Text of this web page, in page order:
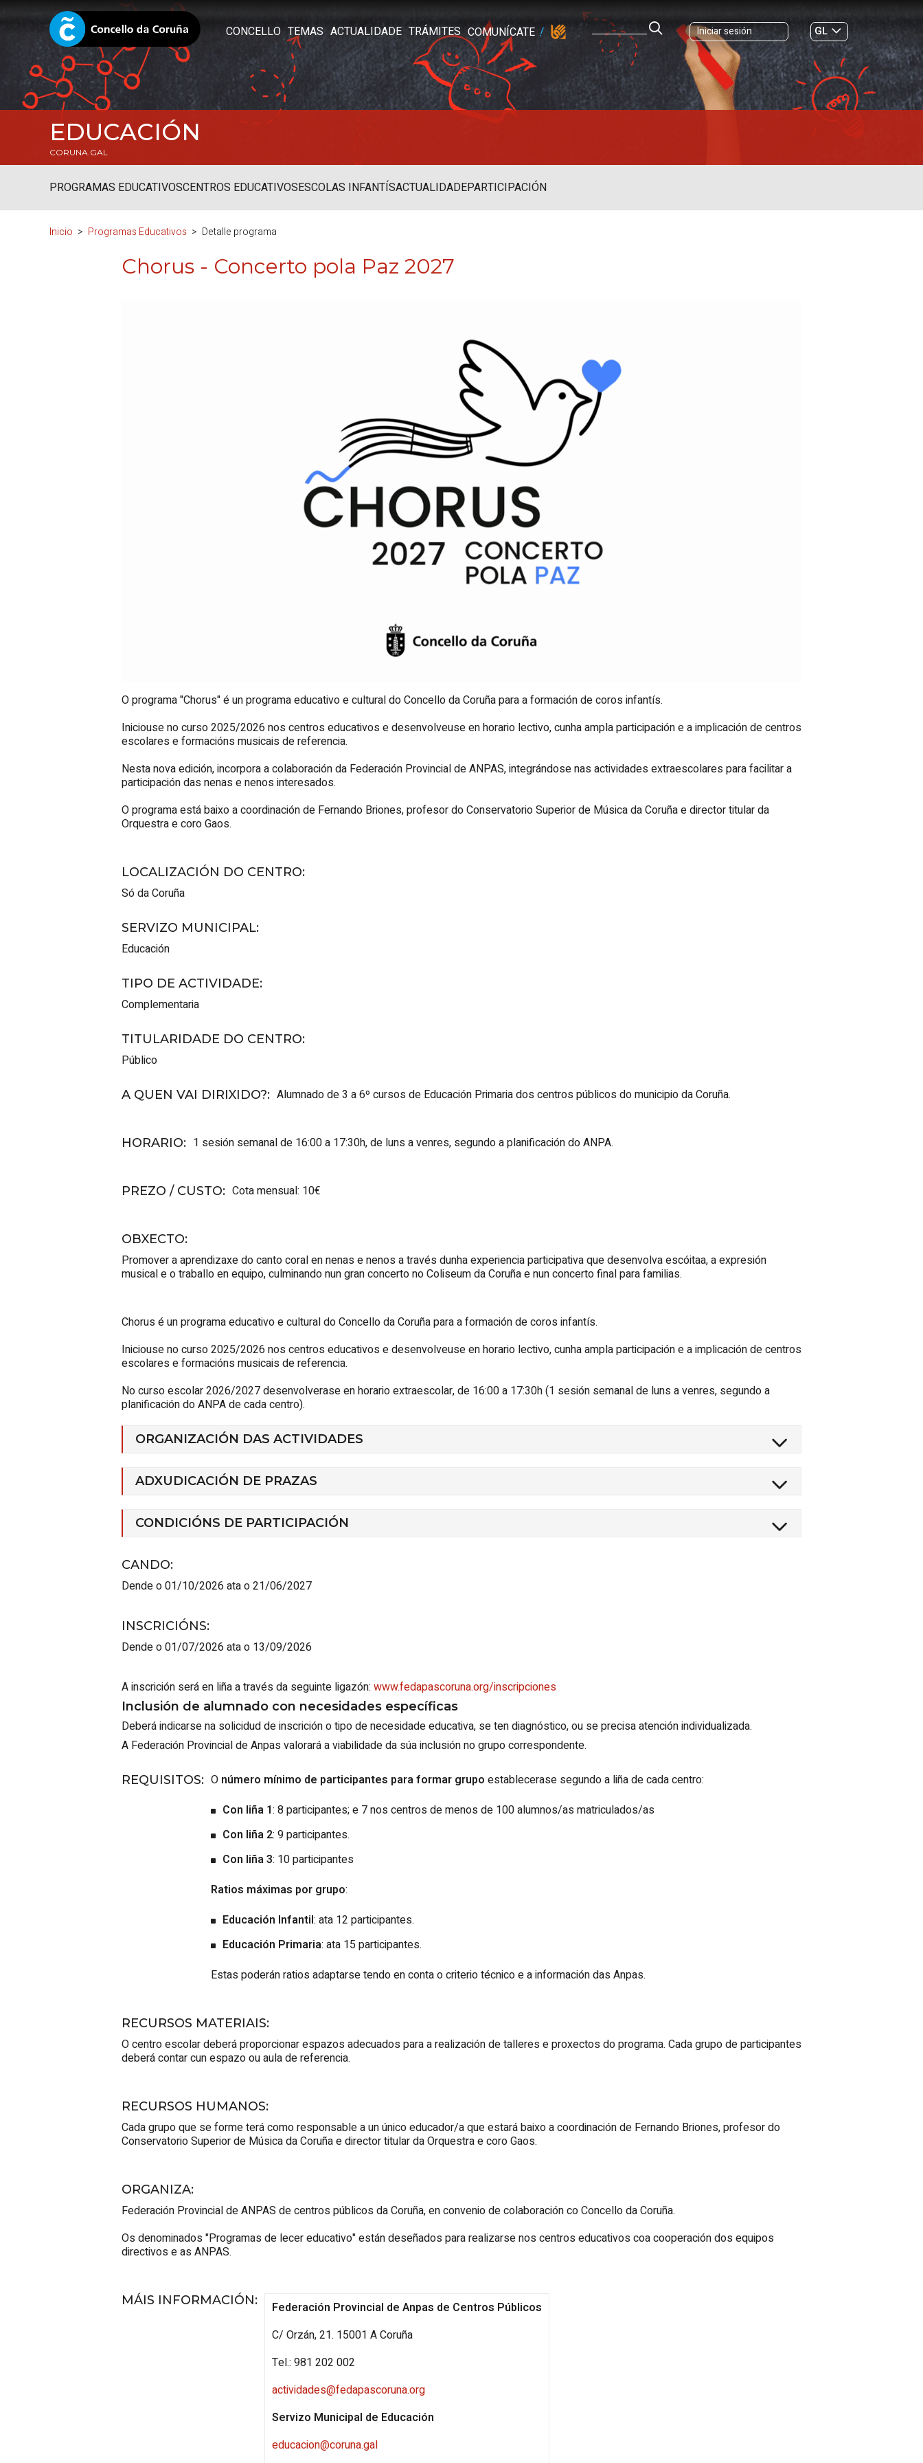
CONCELLO TEMAS ACTUALIDADE TRÁMITES COMUNÍCATE Iniciar sesión
GL
ES|
EDUCACIÓN
CORUNA.GAL
PROGRAMAS EDUCATIVOSCENTROS EDUCATIVOSESCOLAS INFANTÍSACTUALIDADEPARTICIPACIÓN
Inicio Programas Educativos Detalle programa
Chorus - Concerto pola Paz 2027
O programa "Chorus" é un programa educativo e cultural do Concello da Coruña para a formación de coros infantís.
Iniciouse no curso 2025/2026 nos centros educativos e desenvolveuse en horario lectivo, cunha ampla participación e a implicación de centros
escolares e formacións musicais de referencia.
Nesta nova edición, incorpora a colaboración da Federación Provincial de ANPAS, integrándose nas actividades extraescolares para facilitar a
participación das nenas e nenos interesados.
O programa está baixo a coordinación de Fernando Briones, profesor do Conservatorio Superior de Música da Coruña e director titular da
Orquestra e coroGaos.
LOCALIZACIÓN DO CENTRO:
Só da Coruña
SERVIZO MUNICIPAL:
Educación
TIPO DE ACTIVIDADE:
Complementaria
TITULARIDADE DO CENTRO:
Público
A QUEN VAI DIRIXIDO?: Alumnado de 3 a 6º cursos de Educación Primaria dos centros públicos do municipio da Coruña.
HORARIO: 1 sesión semanal de 16:00 a 17:30h, de luns a venres, segundo a planificación do ANPA.
PREZO / CUSTO: Cota mensual: 10€
OBXECTO:
Promover a aprendizaxe do canto coral en nenas e nenos a través dunha experiencia participativa que desenvolva escóitaa, a expresión
musical e o traballo en equipo, culminando nun gran concerto no Coliseum da Coruña e nun concerto final para familias.
Chorus é un programa educativo e cultural do Concello da Coruña para a formación de coros infantís.
Iniciouse no curso 2025/2026 nos centros educativos e desenvolveuse en horario lectivo, cunha ampla participación e a implicación de centros
escolares e formacións musicais de referencia.
No curso escolar 2026/2027 desenvolverase en horario extraescolar, de 16:00 a 17:30h (1 sesión semanal de luns a venres, segundo a
planificación do ANPA de cada centro).
ORGANIZACIÓN DAS ACTIVIDADES
ADXUDICACIÓN DE PRAZAS
CONDICIÓNS DE PARTICIPACIÓN
CANDO:
Dende o 01/10/2026 ata o 21/06/2027
INSCRICIÓNS:
Dende o 01/07/2026 ata o 13/09/2026
A inscrición será en liña a través da seguinte ligazón: www.fedapascoruna.org/inscripciones
Inclusión de alumnado con necesidades específicas
Deberá indicarse na solicidud de inscrición o tipo de necesidade educativa, se ten diagnóstico, ou se precisa atención individualizada.
A Federación Provincial de Anpas valorará a viabilidade da súa inclusión no grupo correspondente.
REQUISITOS: O número mínimo de participantes para formar grupo establecerase segundo a liña de cada centro:
Con liña 1: 8 participantes; e 7 nos centros de menos de 100 alumnos/as matriculados/as
Con liña 2: 9 participantes.
Con liña 3: 10 participantes
Ratios máximas por grupo:
Educación Infantil: ata 12 participantes.
Educación Primaria: ata 15 participantes.
Estas poderánratios adaptarse tendo en conta o criterio técnico e a información das Anpas.
RECURSOS MATERIAIS:
O centro escolar deberá proporcionar espazos adecuados para a realización de talleres e proxectos do programa. Cada grupo de participantes
deberá contar cun espazo ou aula de referencia.
RECURSOS HUMANOS:
Cada grupo que se forme terá como responsable a un único educador/a que estará baixo a coordinación de Fernando Briones, profesor do
Conservatorio Superior de Música da Coruña e director titular da Orquestra e coroGaos.
ORGANIZA:
Federación Provincial de ANPAS de centros públicos da Coruña, en convenio de colaboración co Concello da Coruña.
Os denominados "Programas de lecer educativo" están deseñados para realizarse nos centros educativos coa cooperación dos equipos
directivos e as ANPAS.
MÁIS INFORMACIÓN:
Federación Provincial de Anpas de Centros Públicos
C/ Orzán, 21. 15001 A Coruña
Tel.: 981 202 002
actividades@fedapascoruna.org
Servizo Municipal de Educación
educacion@coruna.gal